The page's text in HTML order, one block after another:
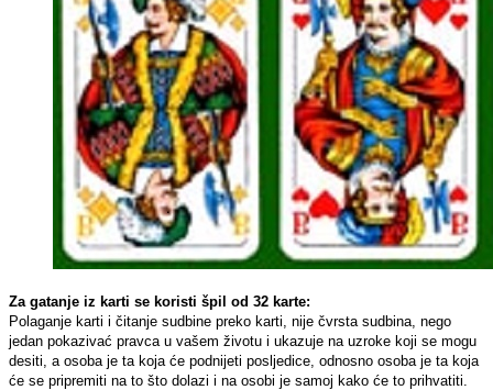
Za gatanje iz karti se koristi špil od 32 karte:
Polaganje karti i čitanje sudbine preko karti, nije čvrsta sudbina, nego
jedan pokazivać pravca u vašem životu i ukazuje na uzroke koji se mogu
desiti, a osoba je ta koja će podnijeti posljedice, odnosno osoba je ta koja
će se pripremiti na to što dolazi i na osobi je samoj kako će to prihvatiti.